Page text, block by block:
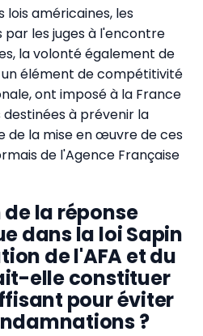
américaines, les
les juges à l'encontre
la volonté également de
élément de compétitivité
ont imposé à la France
à prévenir la
de la mise en œuvre de ces
de l'Agence Française
la réponse
dans la loi Sapin
de l'AFA et du
elle constituer
pour éviter
?